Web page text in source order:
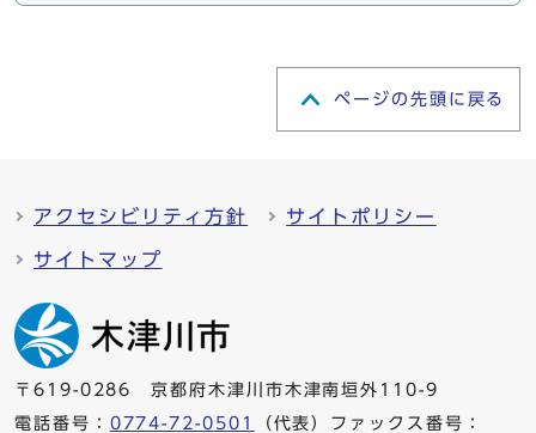
ページの先頭に戻る
アクセシビリティ方針 サイトポリシー
サイトマップ
〒619-0286 京都府木津川市木津南垣外110-9
電話番号： 0774-72-0501
（代表）ファックス番号：